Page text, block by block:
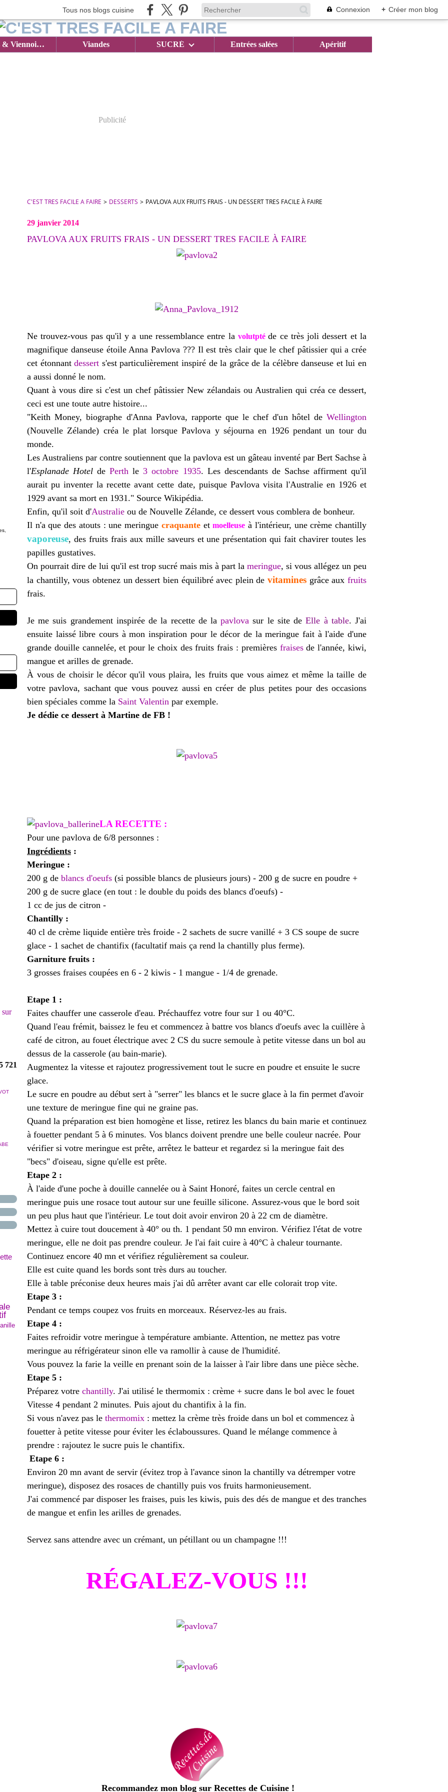
Tous nos blogs cuisine Connexion + Créer mon blog
Brioches & Viennoiseries Viandes SUCRÉ Entrées salées Apéritif
Publicité
sur
721
C'EST TRES FACILE A FAIRE > DESSERTS > PAVLOVA AUX FRUITS FRAIS - UN DESSERT TRES FACILE À FAIRE
29 janvier 2014
PAVLOVA AUX FRUITS FRAIS - UN DESSERT TRES FACILE À FAIRE
Ne trouvez-vous pas qu'il y a une ressemblance entre la volutpté de ce très joli dessert et la
magnifique danseuse étoile Anna Pavlova ??? Il est très clair que le chef pâtissier qui a crée
cet étonnantdessert s'est particulièrement inspiré de la grâce de la célèbre danseuse et lui en
a aussi donné le nom.
Quant à vous dire si c'est un chef pâtissier New zélandais ou Australien qui créa ce dessert,
ceci est une toute autre histoire...
"Keith Money, biographe d'Anna Pavlova, rapporte que le chef d'un hôtel de Wellington
(Nouvelle Zélande) créa le plat lorsque Pavlova y séjourna en 1926 pendant un tour du
monde.
Les Australiens par contre soutiennent que la pavlova est un gâteau inventé par Bert Sachse à
l'Esplanade Hotel dePerth le3 octobre 1935. Les descendants de Sachse affirment qu'il
aurait pu inventer la recette avant cette date, puisque Pavlova visita l'Australie en 1926 et
1929 avant sa mort en 1931." Source Wikipédia.
Enfin, qu'il soit d'Australie ou de Nouvelle Zélande, ce dessert vous comblera de bonheur.
Il n'a que des atouts : une meringue craquante etmoelleuse à l'intérieur, une crème chantilly
vaporeuse, des fruits frais aux mille saveurs et une présentation qui fait chavirer toutes les
papilles gustatives.
On pourrait dire de lui qu'il est trop sucré mais mis à part la meringue, si vous allégez un peu
la chantilly, vous obtenez un dessert bien équilibré avec plein devitamines grâce auxfruits
frais.
Je me suis grandement inspirée de la recette de lapavlova sur le site deElle à table. J'ai
ensuite laissé libre cours à mon inspiration pour le décor de la meringue fait à l'aide d'une
grande douille cannelée, et pour le choix des fruits frais : premières fraisesde l'année, kiwi,
mangue et arilles de grenade.
À vous de choisir le décor qu'il vous plaira, les fruits que vous aimez et même la taille de
votre pavlova, sachant que vous pouvez aussi en créer de plus petites pour des occasions
bien spéciales comme la Saint Valentin par exemple.
Je dédie ce dessert à Martine de FB !
LA RECETTE :
Pour une pavlova de 6/8 personnes :
Ingrédients :
Meringue :
200 g de blancs d'oeufs (si possible blancs de plusieurs jours) - 200 g de sucre en poudre +
200 g de sucre glace (en tout : le double du poids des blancs d'oeufs) -
1 cc de jus de citron -
Chantilly :
40 cl de crème liquide entière très froide - 2 sachets de sucre vanillé + 3 CS soupe de sucre
glace - 1 sachet de chantifix (facultatif mais ça rend la chantilly plus ferme).
Garniture fruits :
3 grosses fraises coupées en 6 - 2 kiwis - 1 mangue - 1/4 de grenade.
Etape 1 :
Faites chauffer une casserole d'eau. Préchauffez votre four sur 1 ou 40°C.
Quand l'eau frémit, baissez le feu et commencez à battre vos blancs d'oeufs avec la cuillère à
café de citron, au fouet électrique avec 2 CS du sucre semoule à petite vitesse dans un bol au
dessus de la casserole (au bain-marie).
Augmentez la vitesse et rajoutez progressivement tout le sucre en poudre et ensuite le sucre
glace.
Le sucre en poudre au début sert à "serrer" les blancs et le sucre glace à la fin permet d'avoir
une texture de meringue fine qui ne graine pas.
Quand la préparation est bien homogène et lisse, retirez les blancs du bain marie et continuez
à fouetter pendant 5 à 6 minutes. Vos blancs doivent prendre une belle couleur nacrée. Pour
vérifier si votre meringue est prête, arrêtez le batteur et regardez si la meringue fait des
"becs" d'oiseau, signe qu'elle est prête.
Etape 2 :
À l'aide d'une poche à douille cannelée ou à Saint Honoré, faites un cercle central en
meringue puis une rosace tout autour sur une feuille silicone. Assurez-vous que le bord soit
un peu plus haut que l'intérieur. Le tout doit avoir environ 20 à 22 cm de diamètre.
Mettez à cuire tout doucement à 40° ou th. 1 pendant 50 mn environ. Vérifiez l'état de votre
meringue, elle ne doit pas prendre couleur. Je l'ai fait cuire à 40°C à chaleur tournante.
Continuez encore 40 mn et vérifiez régulièrement sa couleur.
Elle est cuite quand les bords sont très durs au toucher.
Elle à table préconise deux heures mais j'ai dû arrêter avant car elle colorait trop vite.
Etape 3 :
Pendant ce temps coupez vos fruits en morceaux. Réservez-les au frais.
Etape 4 :
Faites refroidir votre meringue à température ambiante. Attention, ne mettez pas votre
meringue au réfrigérateur sinon elle va ramollir à cause de l'humidité.
Vous pouvez la farie la veille en prenant soin de la laisser à l'air libre dans une pièce sèche.
Etape 5 :
Préparez votre chantilly. J'ai utilisé le thermomix : crème + sucre dans le bol avec le fouet
Vitesse 4 pendant 2 minutes. Puis ajout du chantifix à la fin.
Si vous n'avez pas le thermomix : mettez la crème très froide dans un bol et commencez à
fouetter à petite vitesse pour éviter les éclaboussures. Quand le mélange commence à
prendre : rajoutez le sucre puis le chantifix.
Etape 6 :
Environ 20 mn avant de servir (évitez trop à l'avance sinon la chantilly va détremper votre
meringue), disposez des rosaces de chantilly puis vos fruits harmonieusement.
J'ai commencé par disposer les fraises, puis les kiwis, puis des dés de mangue et des tranches
de mangue et enfin les arilles de grenades.
Servez sans attendre avec un crémant, un pétillant ou un champagne !!!
RÉGALEZ-VOUS !!!
Recommandez mon blog sur Recettes de Cuisine !